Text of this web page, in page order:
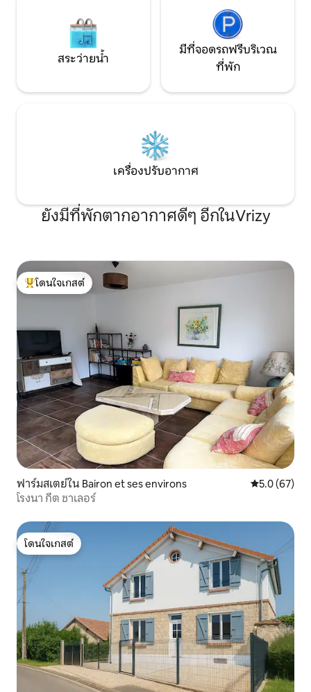
สระว่ายน้ำ
มีที่จอดรถฟรีบริเวณ
ที่พัก
เครื่องปรับอากาศ
ยังมีที่พักตากอากาศดีๆ อีกในVrizy
โดนใจเกสต์ที่สุด
โดนใจเกสต์
ฟาร์มสเตย์ใน Bairon et ses environs คะแนนเฉลี่ย
5.0 (67)
โรงนา กีต ชาเลอร์
โดนใจเกสต์
โดนใจเกสต์